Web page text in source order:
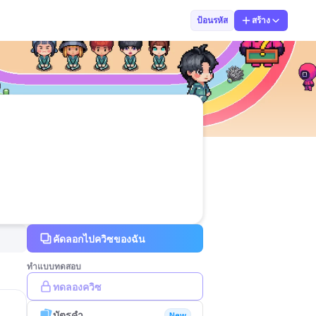
ป้อนรหัส สร้าง
คัดลอกไปควิซของฉัน
ทำแบบทดสอบ
ทดลองควิซ